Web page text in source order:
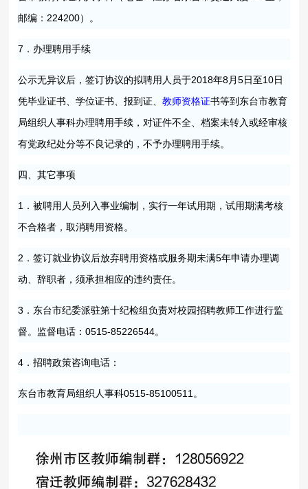
邮编：224200）。
7．办理聘用手续
公示无异议后，签订协议的拟聘用人员于2018年8月5日至10日
凭毕业证书、学位证书、报到证、教师资格证书等到东台市教育
局组织人事科办理聘用手续，对证件不全、档案未转入或经审核
有党政纪处分等不良记录的，不予办理聘用手续。
四、其它事项
1．被聘用人员列入事业编制，实行一年试用期，试用期满考核
不合格者，取消聘用资格。
2．签订就业协议后放弃聘用资格或服务期未满5年申请办理调
动、辞职者，须承担相应的违约责任。
3．东台市纪委派驻第十纪检组负责对校园招聘教师工作进行监
督。监督电话：0515-85226544。
4．招聘政策咨询电话：
东台市教育局组织人事科0515-85100511。